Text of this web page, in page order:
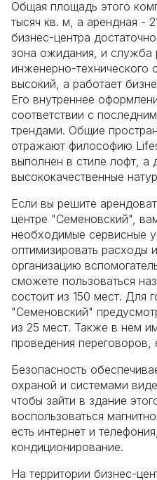
Общая площадь этого
тысяч кв. м, а арендная -
бизнес-центра
зона ожидания, и служба
инженерно-технического
высокий, а работает
Его внутреннее
соответствии с
трендами. Общие
отражают философию
выполнен в стиле лофт, а
высококачественные
Если вы решите
центре "Семеновский",
необходимые сервисные
оптимизировать расходы
организацию
сможете пользоваться
состоит из 150 мест. Для
"Семеновский"
из 25 мест. Также в нем
проведения переговоров,
Безопасность
охраной и системами
чтобы зайти в здание
воспользоваться
есть интернет и
кондиционирование.
На территории бизнес-